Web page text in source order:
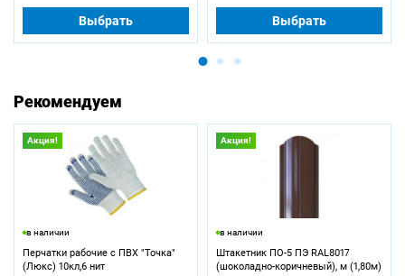
Выбрать Выбрать
Рекомендуем
Акция!
в наличии
Перчатки рабочие с ПВХ "Точка"
(Люкс) 10кл,6 нит
Акция!
в наличии
Штакетник ПО-5 ПЭ RAL8017
(шоколадно-коричневый), м (1,80м)